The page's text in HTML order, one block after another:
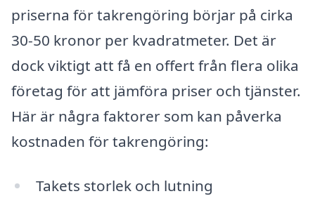
priserna för takrengöring börjar på cirka
30-50 kronor per kvadratmeter. Det är
dock viktigt att få en offert från flera olika
företag för att jämföra priser och tjänster.
Här är några faktorer som kan påverka
kostnaden för takrengöring:
Takets storlek och lutning